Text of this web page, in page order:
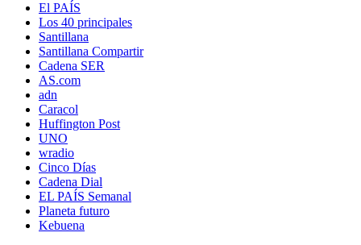
El PAÍS
Los 40 principales
Santillana
Santillana Compartir
Cadena SER
AS.com
adn
Caracol
Huffington Post
UNO
wradio
Cinco Días
Cadena Dial
EL PAÍS Semanal
Planeta futuro
Kebuena